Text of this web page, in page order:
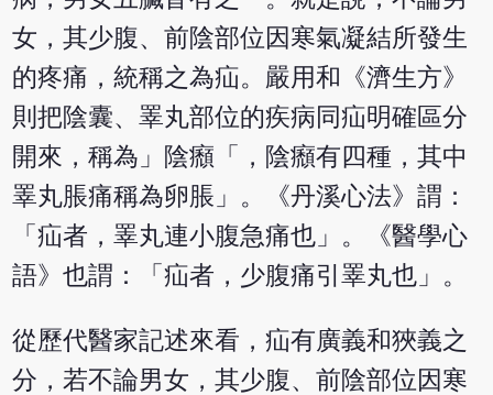
女，其少腹、前陰部位因寒氣凝結所發生
的疼痛，統稱之為疝。嚴用和《濟生方》
則把陰囊、睪丸部位的疾病同疝明確區分
開來，稱為」陰㿗「，陰㿗有四種，其中
睪丸脹痛稱為卵脹」。《丹溪心法》謂：
「疝者，睪丸連小腹急痛也」。《醫學心
語》也謂：「疝者，少腹痛引睪丸也」。
從歷代醫家記述來看，疝有廣義和狹義之
分，若不論男女，其少腹、前陰部位因寒